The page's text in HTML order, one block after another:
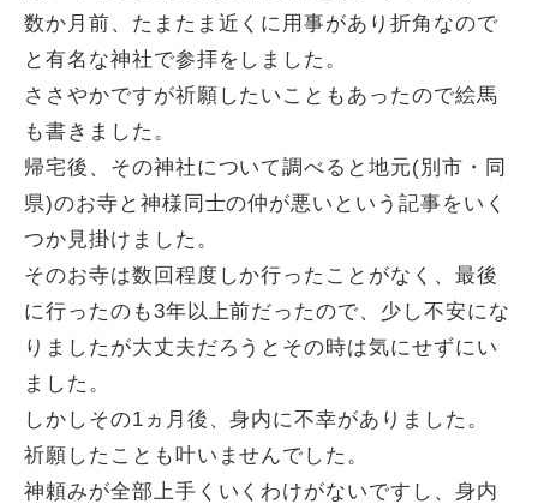
数か月前、たまたま近くに用事があり折角なので
と有名な神社で参拝をしました。
ささやかですが祈願したいこともあったので絵馬
も書きました。
帰宅後、その神社について調べると地元(別市・同
県)のお寺と神様同士の仲が悪いという記事をいく
つか見掛けました。
そのお寺は数回程度しか行ったことがなく、最後
に行ったのも3年以上前だったので、少し不安にな
りましたが大丈夫だろうとその時は気にせずにい
ました。
しかしその1ヵ月後、身内に不幸がありました。
祈願したことも叶いませんでした。
神頼みが全部上手くいくわけがないですし、身内